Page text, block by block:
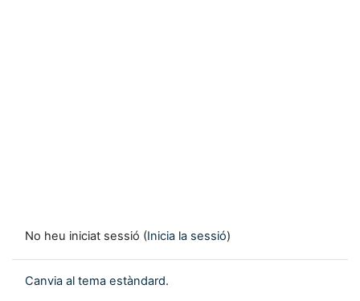
No heu iniciat sessió (Inicia la sessió)
Canvia al tema estàndard.